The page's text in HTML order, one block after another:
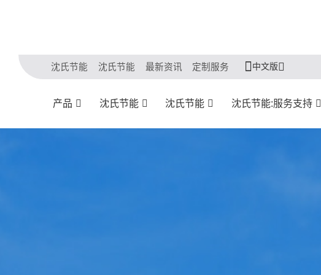
沈氏节能 沈氏节能 最新资讯 定制服务 中文版
产品 沈氏节能 沈氏节能 沈氏节能:服务支持